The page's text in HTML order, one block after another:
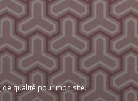
de qualité pour mon site.